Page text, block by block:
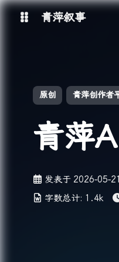
青萍 AI 图床
青萍 AI 电商
青萍编辑器
青萍叙事
原创 青萍创作者
青萍
发表于 2026-05-21
字数总计: 1.4k